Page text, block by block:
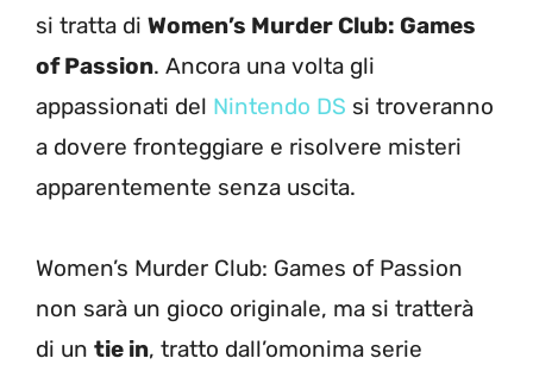
si tratta di Women’s Murder Club: Games
of Passion. Ancora una volta gli
appassionati del Nintendo DS si troveranno
a dovere fronteggiare e risolvere misteri
apparentemente senza uscita.
Women’s Murder Club: Games of Passion
non sarà un gioco originale, ma si tratterà
di un tie in, tratto dall’omonima serie